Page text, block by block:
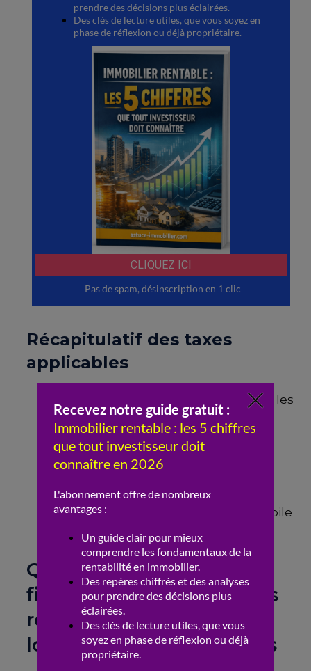
Récapitulatif des taxes
applicables
: Seulement pour les
résidences secondaires fixes
Taxe foncière: Pour constructions
fixées avec fondations
saisonnière
Exonération
: Pour mobil-home mobile
en camping
Quels sont les régimes
fiscaux possibles pour les
revenus issus de la
location de mobil-homes